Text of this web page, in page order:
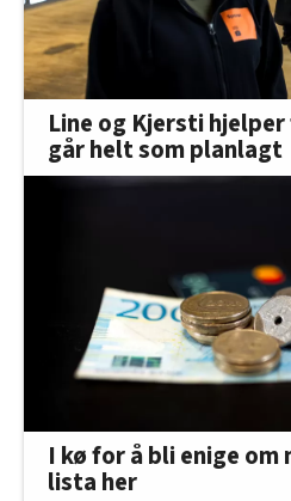
Line og Kjersti
går helt som planlagt
I kø for å bli enige om
lista her